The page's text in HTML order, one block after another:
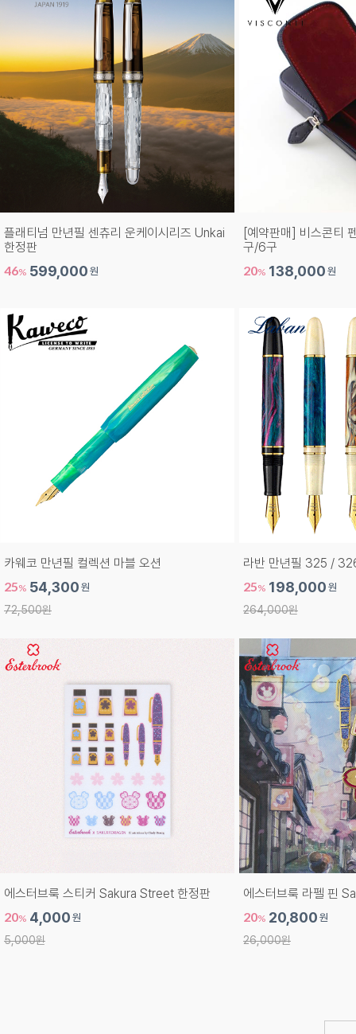
플래티넘 만년필 센츄리 운케이시리즈 Unkai
한정판
46% 599,000 원
[예약판매] 비스콘티
구/6구
20% 138,000 원
카웨코 만년필 컬렉션 마블 오션
25% 54,300 원
72,500원
라반 만년필 325 /
25% 198,000 원
264,000원
에스터브룩 스티커 Sakura Street 한정판
20% 4,000 원
5,000원
에스터브룩 라펠 핀
20% 20,800 원
26,000원